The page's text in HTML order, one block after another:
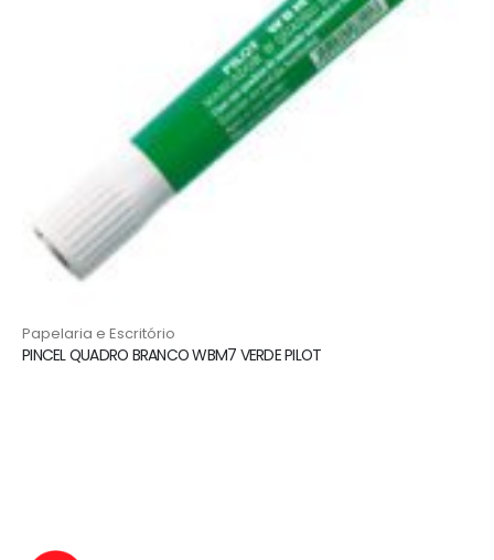
Papelaria e Escritório
PINCEL QUADRO BRANCO WBM7 VERDE PILOT